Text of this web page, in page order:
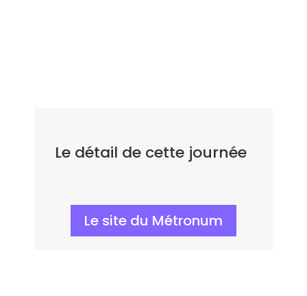
Le détail de cette journée
Le site du Métronum